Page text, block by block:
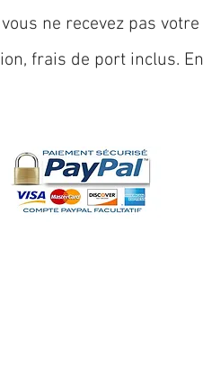
ne recevez pas votre
frais de port inclus. En